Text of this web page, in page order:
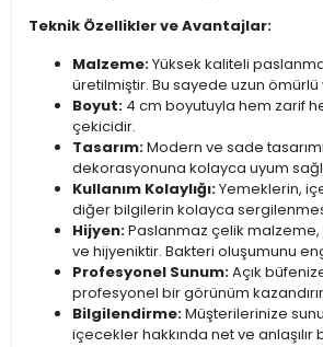
Teknik Özellikler ve Avantajlar:
Malzeme:Yüksek kaliteli
üretilmiştir. Bu sayede uzun ömürlü
Boyut: 4 cm boyutuyla hem zarif
çekicidir.
Tasarım:Modern ve sade
dekorasyonuna kolayca uyum
Kullanım Kolaylığı:Yemeklerin,
diğer bilgilerin kolayca
Hijyen:Paslanmaz çelik
ve hijyeniktir. Bakteri oluşumunu
Profesyonel Sunum:Açık
profesyonel bir görünüm
Bilgilendirme:Müşterilerinize
içecekler hakkında net ve anlaşılır